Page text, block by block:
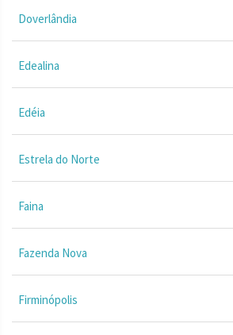
Doverlândia
Edealina
Edéia
Estrela do Norte
Faina
Fazenda Nova
Firminópolis